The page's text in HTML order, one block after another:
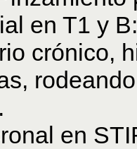
en T1 y
crónico,
en